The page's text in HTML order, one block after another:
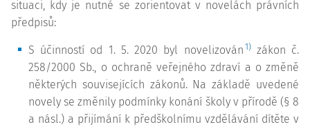
situaci, kdy je nutné se zorientovat v novelách právních
předpisů:
S účinností od 1. 5. 2020 byl novelizován 1)zákon č.
258/2000 Sb., o ochraně veřejného zdraví a o změně
některých souvisejících zákonů. Na základě uvedené
novely se změnily podmínky konání školy v přírodě (§ 8
a násl.) a přijímání k předškolnímu vzdělávání dítěte v